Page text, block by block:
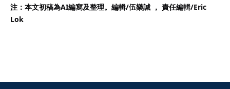
注：本文初稿為AI編寫及整理。編輯/伍樂誠 ， 責任編輯/Eric
Lok